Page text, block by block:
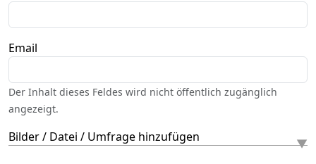
Email
Der Inhalt dieses Feldes wird nicht öffentlich zugänglich
angezeigt.
Bilder / Datei / Umfrage hinzufügen